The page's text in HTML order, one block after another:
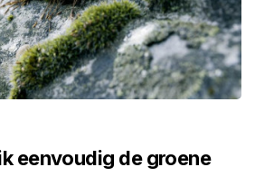
eenvoudig de groene